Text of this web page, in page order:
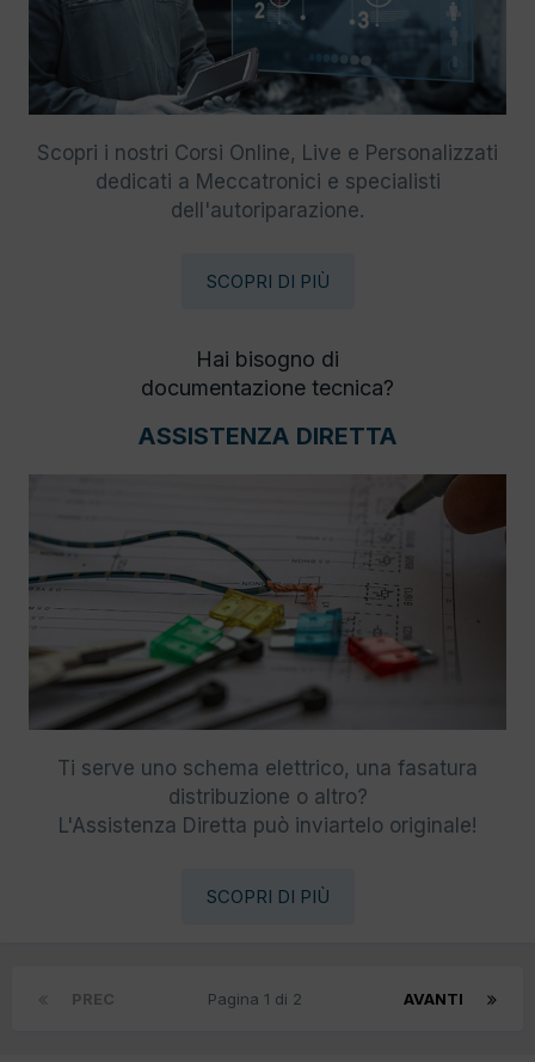
Scopri i nostri Corsi Online, Live e Personalizzati
dedicati a Meccatronici e specialisti
dell'autoriparazione.
SCOPRI DI PIÙ
Hai bisogno di
documentazione tecnica?
ASSISTENZA DIRETTA
Ti serve uno schema elettrico, una fasatura
distribuzione o altro?
L'Assistenza Diretta può inviartelo originale!
SCOPRI DI PIÙ
PREC AVANTI
Pagina 1 di 2